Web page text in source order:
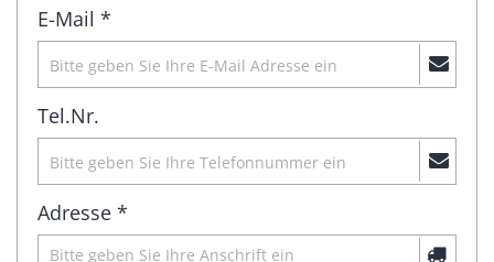
E-Mail *
Tel.Nr.
Adresse *